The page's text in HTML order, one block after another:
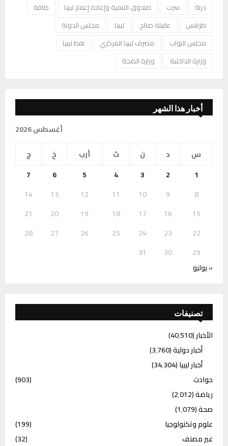
درنة
سرت صندوق التنمية وإعادة إعمار ليبيا
طاقة
طرابلس
عقيلة صالح ليبيا
مجلس الدولة
مجلس النواب
مصرف ليبيا المركزي
نفط ليبيا
وزارة الداخلية
وزارة الصحة
أخبار هذا الشهر
أغسطس 2026
س
د ن ث أرب خ
ج
1
2
3
4
5
6
7
8
9
10
11
12
13
14
15
16
17
18
19
20
21
22
23
24
25
26
27
28
29
30
31
« يوليو
تصنيفات
الأخبار(40٬510)
أخبار دولية(3٬760)
أخبار ليبيا(34٬304)
حوادث
(903)
رياضة(2٬012)
صحة(1٬079)
علوم وتكنولوجيا
(199)
غير مصنف
(32)